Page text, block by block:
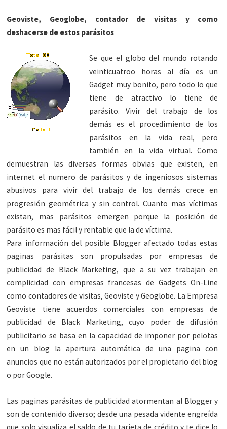
Geoviste, Geoglobe, contador de visitas y como
deshacerse de estos parásitos
Se que el globo del mundo rotando
veinticuatroo horas al día es un
Gadget muy bonito, pero todo lo que
tiene de atractivo lo tiene de
parásito. Vivir del trabajo de los
demás es el procedimiento de los
parásitos en la vida real, pero
también en la vida virtual. Como
demuestran las diversas formas obvias que existen, en
internet el numero de parásitos y de ingeniosos sistemas
abusivos para vivir del trabajo de los demás crece en
progresión geométrica y sin control. Cuanto mas víctimas
existan, mas parásitos emergen porque la posición de
parásito es mas fácil y rentable que la de víctima.
Para información del posible Blogger afectado todas estas
paginas parásitas son propulsadas por empresas de
publicidad de Black Marketing, que a su vez trabajan en
complicidad con empresas francesas de Gadgets On-Line
como contadores de visitas, Geoviste y Geoglobe. La Empresa
Geoviste tiene acuerdos comerciales con empresas de
publicidad de Black Marketing, cuyo poder de difusión
publicitario se basa en la capacidad de imponer por pelotas
en un blog la apertura automática de una pagina con
anuncios que no están autorizados por el propietario del blog
o por Google.
Las paginas parásitas de publicidad atormentan al Blogger y
son de contenido diverso; desde una pesada vidente engreída